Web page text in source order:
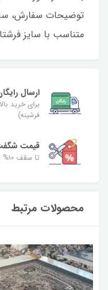
توضیحات سفارش،
متناسب با سایز
ارسال
فرشینه)
قیمت
تا سقف ۱۰% تخفیف
محصولات مرتبط